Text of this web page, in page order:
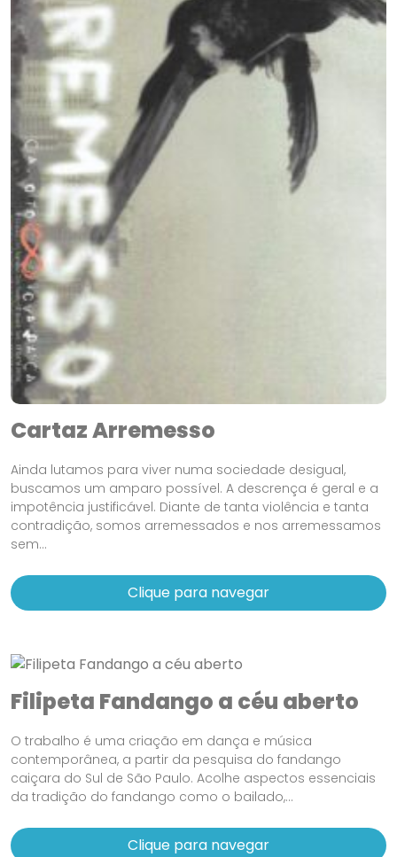
Cartaz Arremesso
Ainda lutamos para viver numa sociedade desigual,
buscamos um amparo possível. A descrença é geral e a
impotência justificável. Diante de tanta violência e tanta
contradição, somos arremessados e nos arremessamos
sem...
Clique para navegar
Filipeta Fandango a céu aberto
O trabalho é uma criação em dança e música
contemporânea, a partir da pesquisa do fandango
caiçara do Sul de São Paulo. Acolhe aspectos essenciais
da tradição do fandango como o bailado,...
Clique para navegar